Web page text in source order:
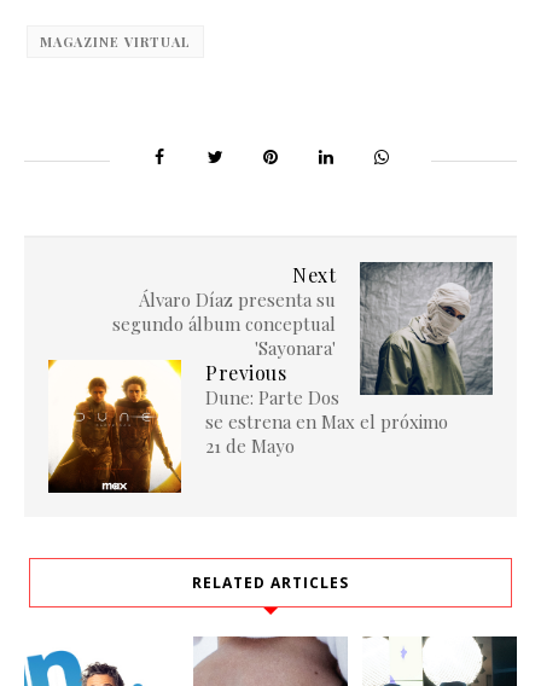
MAGAZINE VIRTUAL
Next
Álvaro Díaz presenta su
segundo álbum conceptual
'Sayonara'
Previous
Dune: Parte Dos
se estrena en Max el próximo
21 de Mayo
RELATED ARTICLES